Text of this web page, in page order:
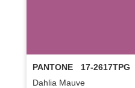
PANTONE
17-2617TPG
Dahlia Mauve